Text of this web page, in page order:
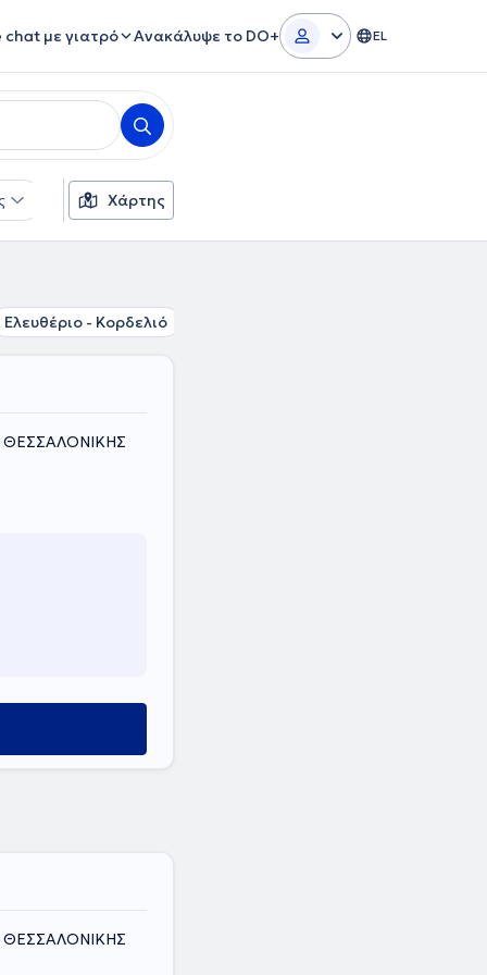
chat με γιατρό Ανακάλυψε το DO+ EL
Φύλο Χάρτης
Ελευθέριο - Κορδελιό
ΘΕΣΣΑΛΟΝΙΚΗΣ
ΘΕΣΣΑΛΟΝΙΚΗΣ